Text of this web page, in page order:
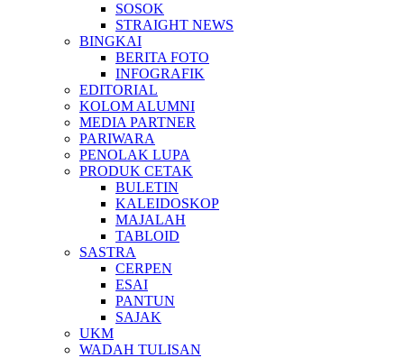
SOSOK
STRAIGHT NEWS
BINGKAI
BERITA FOTO
INFOGRAFIK
EDITORIAL
KOLOM ALUMNI
MEDIA PARTNER
PARIWARA
PENOLAK LUPA
PRODUK CETAK
BULETIN
KALEIDOSKOP
MAJALAH
TABLOID
SASTRA
CERPEN
ESAI
PANTUN
SAJAK
UKM
WADAH TULISAN